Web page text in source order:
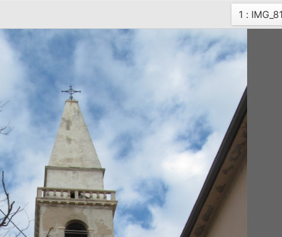
Current
page
1 :